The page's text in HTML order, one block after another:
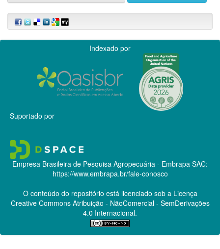
Indexado por
Suportado por
Empresa Brasileira de Pesquisa Agropecuária - Embrapa SAC:
https://www.embrapa.br/fale-conosco
O conteúdo do repositório está licenciado sob a Licença
Creative CommonsAtribuição - NãoComercial - SemDerivações
4.0 Internacional.